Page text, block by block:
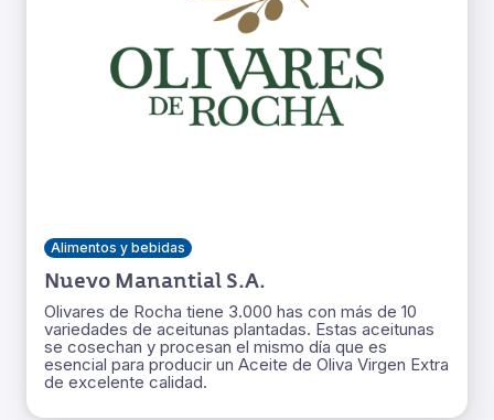
Alimentos y bebidas
Nuevo Manantial S.A.
Olivares de Rocha tiene 3.000 has con más de 10
variedades de aceitunas plantadas. Estas aceitunas
se cosechan y procesan el mismo día que es
esencial para producir un Aceite de Oliva Virgen Extra
de excelente calidad.